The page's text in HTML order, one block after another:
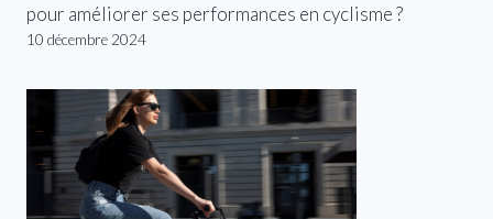
pour améliorer ses performances en cyclisme ?
10 décembre 2024